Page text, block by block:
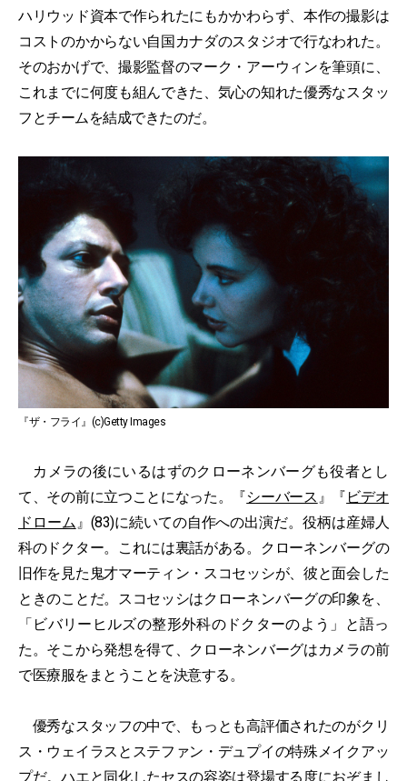
ハリウッド資本で作られたにもかかわらず、本作の撮影は
コストのかからない自国カナダのスタジオで行なわれた。
そのおかげで、撮影監督のマーク・アーウィンを筆頭に、
これまでに何度も組んできた、気心の知れた優秀なスタッ
フとチームを結成できたのだ。
『ザ・フライ』(c)Getty Images
カメラの後にいるはずのクローネンバーグも役者とし
て、その前に立つことになった。『シーバース 』『 ビデオ
ドローム 』(83)に続いての自作への出演だ。役柄は産婦人
科のドクター。これには裏話がある。クローネンバーグの
旧作を見た鬼才マーティン・スコセッシが、彼と面会した
ときのことだ。スコセッシはクローネンバーグの印象を、
「ビバリーヒルズの整形外科のドクターのよう」と語っ
た。そこから発想を得て、クローネンバーグはカメラの前
で医療服をまとうことを決意する。
優秀なスタッフの中で、もっとも高評価されたのがクリ
ス・ウェイラスとステファン・デュプイの特殊メイクアッ
プだ。ハエと同化したセスの容姿は登場する度におぞまし